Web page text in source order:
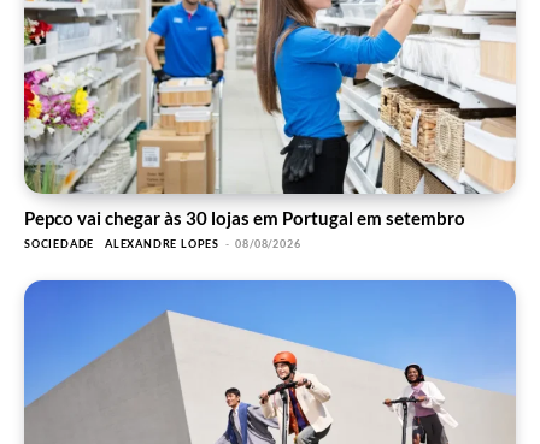
Pepco vai chegar às 30 lojas em Portugal em setembro
SOCIEDADE ALEXANDRE LOPES - 08/08/2026